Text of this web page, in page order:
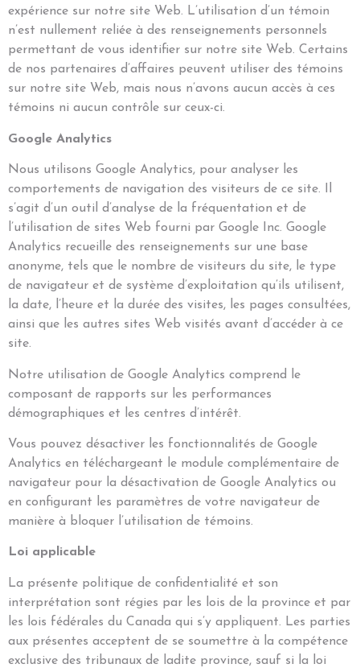
expérience sur notre site Web. L’utilisation d’un témoin
n’est nullement reliée à des renseignements personnels
permettant de vous identifier sur notre site Web. Certains
de nos partenaires d’affaires peuvent utiliser des témoins
sur notre site Web, mais nous n’avons aucun accès à ces
témoins ni aucun contrôle sur ceux-ci.
Google Analytics
Nous utilisons Google Analytics, pour analyser les
comportements de navigation des visiteurs de ce site. Il
s’agit d’un outil d’analyse de la fréquentation et de
l’utilisation de sites Web fourni par Google Inc. Google
Analytics recueille des renseignements sur une base
anonyme, tels que le nombre de visiteurs du site, le type
de navigateur et de système d’exploitation qu’ils utilisent,
la date, l’heure et la durée des visites, les pages consultées,
ainsi que les autres sites Web visités avant d’accéder à ce
site.
Notre utilisation de Google Analytics comprend le
composant de rapports sur les performances
démographiques et les centres d’intérêt.
Vous pouvez désactiver les fonctionnalités de Google
Analytics en téléchargeant le module complémentaire de
navigateur pour la désactivation de Google Analytics ou
en configurant les paramètres de votre navigateur de
manière à bloquer l’utilisation de témoins.
Loi applicable
La présente politique de confidentialité et son
interprétation sont régies par les lois de la province et par
les lois fédérales du Canada qui s’y appliquent. Les parties
aux présentes acceptent de se soumettre à la compétence
exclusive des tribunaux de ladite province, sauf si la loi